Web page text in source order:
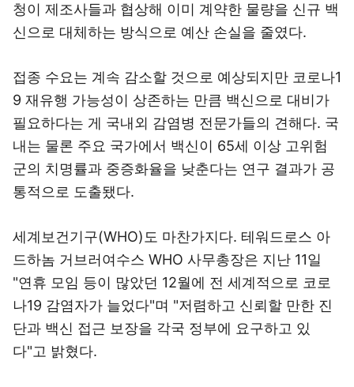
청이 제조사들과 협상해 이미 계약한 물량을 신규 백
신으로 대체하는 방식으로 예산 손실을 줄였다.
접종 수요는 계속 감소할 것으로 예상되지만 코로나1
9 재유행 가능성이 상존하는 만큼 백신으로 대비가
필요하다는 게 국내외 감염병 전문가들의 견해다. 국
내는 물론 주요 국가에서 백신이 65세 이상 고위험
군의 치명률과 중증화율을 낮춘다는 연구 결과가 공
통적으로 도출됐다.
세계보건기구(WHO)도 마찬가지다. 테워드로스 아
드하놈 거브러여수스 WHO 사무총장은 지난 11일
"연휴 모임 등이 많았던 12월에 전 세계적으로 코로
나19 감염자가 늘었다"며 "저렴하고 신뢰할 만한 진
단과 백신 접근 보장을 각국 정부에 요구하고 있
다"고 밝혔다.